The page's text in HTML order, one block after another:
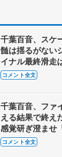
千葉百音、スケ
髄は揺るがな
イナル最終滑走
アで予行練習
第6戦フィンラン
コメント全文
千葉百音、ファ
える結果で終
感覚研ぎ澄ませ
を調整」 【GP
ディア杯公式練習
コメント全文